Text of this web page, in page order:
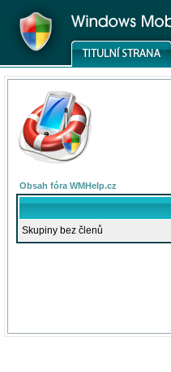
Obsah fóra WMHelp.cz
Skupiny bez členů